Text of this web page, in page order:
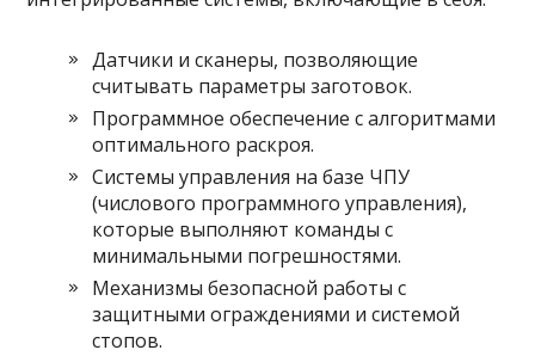
Датчики и сканеры, позволяющие
считывать параметры заготовок.
Программное обеспечение с алгоритмами
оптимального раскроя.
Системы управления на базе ЧПУ
(числового программного управления),
которые выполняют команды с
минимальными погрешностями.
Механизмы безопасной работы с
защитными ограждениями и системой
стопов.